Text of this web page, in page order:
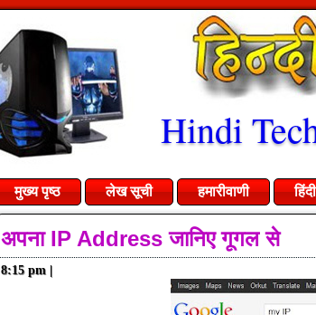
Hindi
मुख्य पृष्ठ लेख सूची हमारीवाणी
अपना IP Address जानिए गूगल से
8:15 pm |